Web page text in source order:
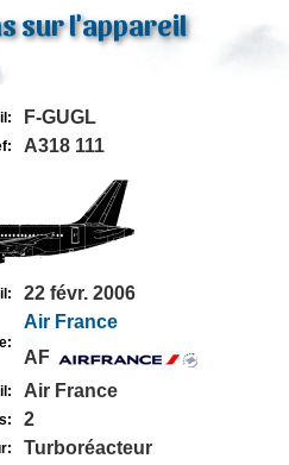
sur l'appareil
F-GUGL
A318 111
22 févr. 2006
Air France
AF
Air France
2
Turboréacteur